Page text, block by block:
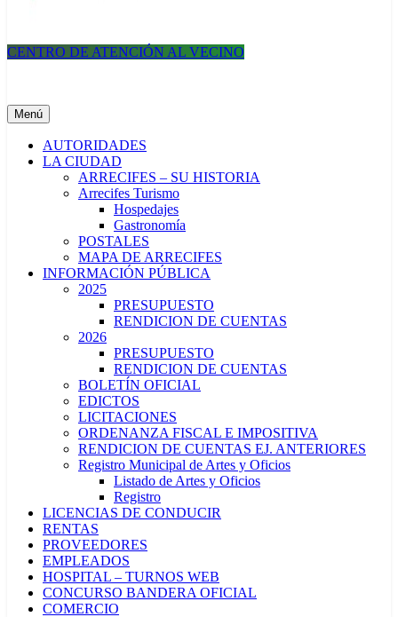
CENTRO DE ATENCIÓN AL VECINO
Menú
AUTORIDADES
LA CIUDAD
ARRECIFES – SU HISTORIA
Arrecifes Turismo
Hospedajes
Gastronomía
POSTALES
MAPA DE ARRECIFES
INFORMACIÓN PÚBLICA
2025
PRESUPUESTO
RENDICION DE CUENTAS
2026
PRESUPUESTO
RENDICION DE CUENTAS
BOLETÍN OFICIAL
EDICTOS
LICITACIONES
ORDENANZA FISCAL E IMPOSITIVA
RENDICION DE CUENTAS EJ. ANTERIORES
Registro Municipal de Artes y Oficios
Listado de Artes y Oficios
Registro
LICENCIAS DE CONDUCIR
RENTAS
PROVEEDORES
EMPLEADOS
HOSPITAL – TURNOS WEB
CONCURSO BANDERA OFICIAL
COMERCIO